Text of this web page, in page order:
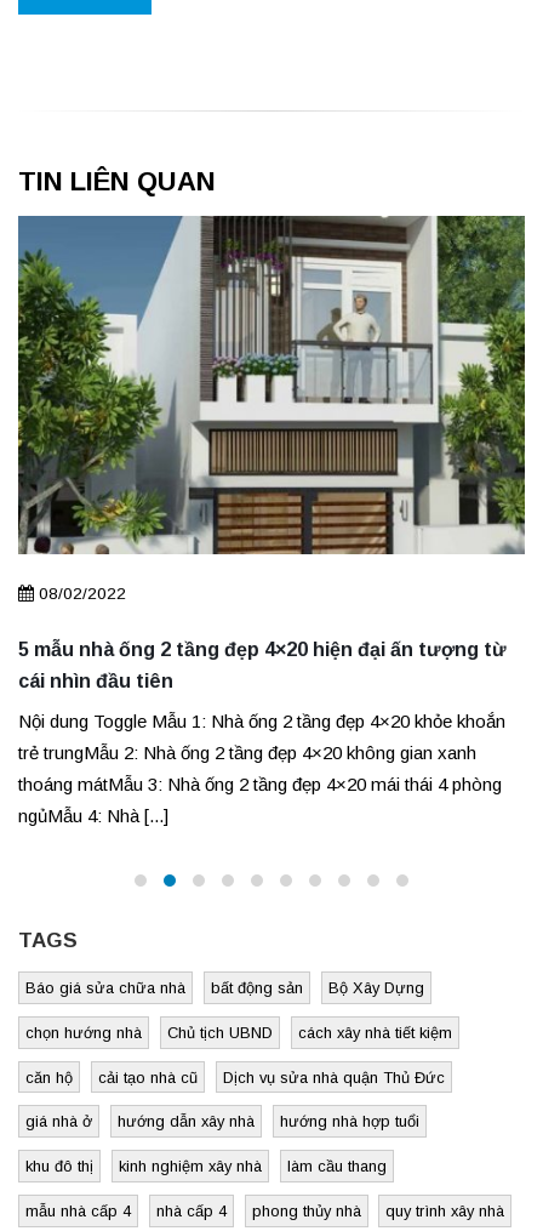
TIN LIÊN QUAN
08/02/2022
5 mẫu nhà ống 2 tầng đẹp 4×20 hiện đại ấn tượng từ
cái nhìn đầu tiên
Nội dung Toggle Mẫu 1: Nhà ống 2 tầng đẹp 4×20 khỏe khoắn
trẻ trungMẫu 2: Nhà ống 2 tầng đẹp 4×20 không gian xanh
thoáng mátMẫu 3: Nhà ống 2 tầng đẹp 4×20 mái thái 4 phòng
ngủMẫu 4: Nhà [...]
TAGS
Báo giá sửa chữa nhà bất động sản Bộ Xây Dựng
chọn hướng nhà Chủ tịch UBND cách xây nhà tiết kiệm
căn hộ cải tạo nhà cũ Dịch vụ sửa nhà quận Thủ Đức
giá nhà ở hướng dẫn xây nhà hướng nhà hợp tuổi
khu đô thị kinh nghiệm xây nhà làm cầu thang
mẫu nhà cấp 4 nhà cấp 4 phong thủy nhà quy trình xây nhà